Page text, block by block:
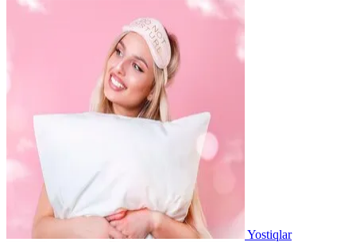
Yostiqlar